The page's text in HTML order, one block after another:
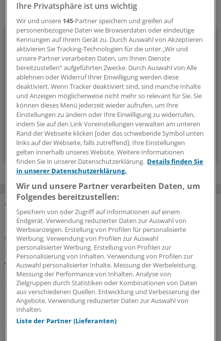
Ihr Newsletter zum Thema
Politik & Debatte
Mit diesem Newsletter blicken Sie hinter das tägliche
Geschehen in der Gesundheitspolitik. Mit Analysen,
Hintergründen und einem Blick auf Themen, die die Agenda
bestimmen.
14-tägig, donnerstags
Zum Abonnieren bitte anmelden
MEHR ZUM THEMA
GKV-Spargesetz
Sparliste der KBV: So hoch könnten die Verluste
jeder Praxis sein
Die Kassenärztliche Bundesvereinigung hat eine Liste
vorgelegt, in der sie die möglichen finanziellen Folgen
des GKV-Spargesetzes pro Ärztin bzw. Arzt auflistet. Die
Unterschiede zwischen Haus- und Fachärzten sind groß.
05.08.2026
Ihre Privatsphäre ist uns wichtig
Wir und unsere 145-Partner speichern und greifen auf
personenbezogene Daten wie Browserdaten oder eindeutige
Kennungen auf Ihrem Gerät zu. Durch Auswahl von Akzeptieren
aktivieren Sie Tracking-Technologien für die unter „Wir und
unsere Partner verarbeiten Daten, um Ihnen Dienste
bereitzustellen“ aufgeführten Zwecke. Durch Auswahl von Alle
ablehnen oder Widerruf Ihrer Einwilligung werden diese
deaktiviert. Wenn Tracker deaktiviert sind, sind manche Inhalte
und Anzeigen möglicherweise nicht mehr so relevant für Sie. Sie
können dieses Menü jederzeit wieder aufrufen, um Ihre
Einstellungen zu ändern oder Ihre Einwilligung zu widerrufen,
indem Sie auf den Link Voreinstellungen verwalten am unteren
Rand der Webseite klicken [oder das schwebende Symbol unten
links auf der Webseite, falls zutreffend]. Ihre Einstellungen
gelten innerhalb unseres Website. Weitere Informationen
finden Sie in unserer Datenschutzerklärung. Details finden Sie
in unserer Datenschutzerklärung.
Wir und unsere Partner verarbeiten Daten, um
Folgendes bereitzustellen:
Speichern von oder Zugriff auf Informationen auf einem
Endgerät. Verwendung reduzierter Daten zur Auswahl von
Werbeanzeigen. Erstellung von Profilen für personalisierte
Werbung. Verwendung von Profilen zur Auswahl
personalisierter Werbung. Erstellung von Profilen zur
Personalisierung von Inhalten. Verwendung von Profilen zur
Auswahl personalisierter Inhalte. Messung der Werbeleistung.
Messung der Performance von Inhalten. Analyse von
Zielgruppen durch Statistiken oder Kombinationen von Daten
aus verschiedenen Quellen. Entwicklung und Verbesserung der
Angebote. Verwendung reduzierter Daten zur Auswahl von
Inhalten.
Liste der Partner (Lieferanten)